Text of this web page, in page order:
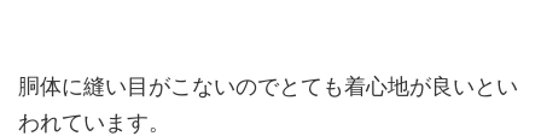
胴体に縫い目がこないのでとても着心地が良いとい
われています。